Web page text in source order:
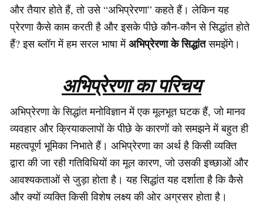
और तैयार होते हैं, तो उसे “अभिप्रेरणा” कहते हैं। लेकिन यह
प्रेरणा कैसे काम करती है और इसके पीछे कौन-कौन से सिद्धांत होते
हैं? इस ब्लॉग में हम सरल भाषा मेंअभिप्रेरणा के सिद्धांतसमझेंगे।
अभिप्रेरणा का परिचय
अभिप्रेरणा के सिद्धांत मनोविज्ञान में एक मूलभूत घटक हैं, जो मानव
व्यवहार और क्रियाकलापों के पीछे के कारणों को समझने में बहुत ही
महत्वपूर्ण भूमिका निभाते हैं। अभिप्रेरणा का अर्थ है किसी व्यक्ति
द्वारा की जा रही गतिविधियों का मूल कारण, जो उसकी इच्छाओं और
आवश्यकताओं से जुड़ा होता है। यह सिद्धांत यह दर्शाता है कि कैसे
और क्यों व्यक्ति किसी विशेष लक्ष्य की ओर अग्रसर होता है।